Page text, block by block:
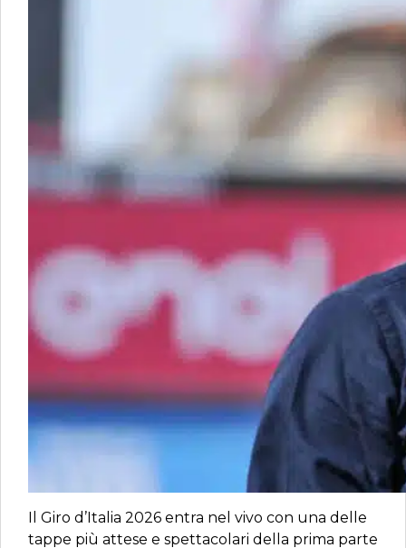
Il Giro d’Italia 2026 entra nel vivo con una delle
tappe più attese e spettacolari della prima parte